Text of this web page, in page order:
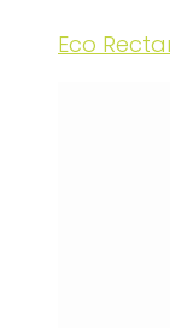
Eco